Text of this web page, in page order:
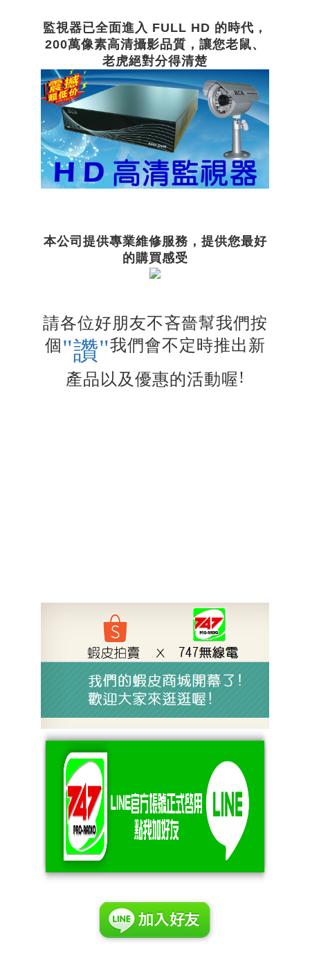
監視器已全面進入 FULL HD 的時代，
200萬像素高清攝影品質，讓您老鼠、
老虎絕對分得清楚
本公司提供專業維修服務，提供您最好
的購買感受
請各位好朋友不吝嗇幫我們按
個"讚"我們會不定時推出新
產品以及優惠的活動喔!